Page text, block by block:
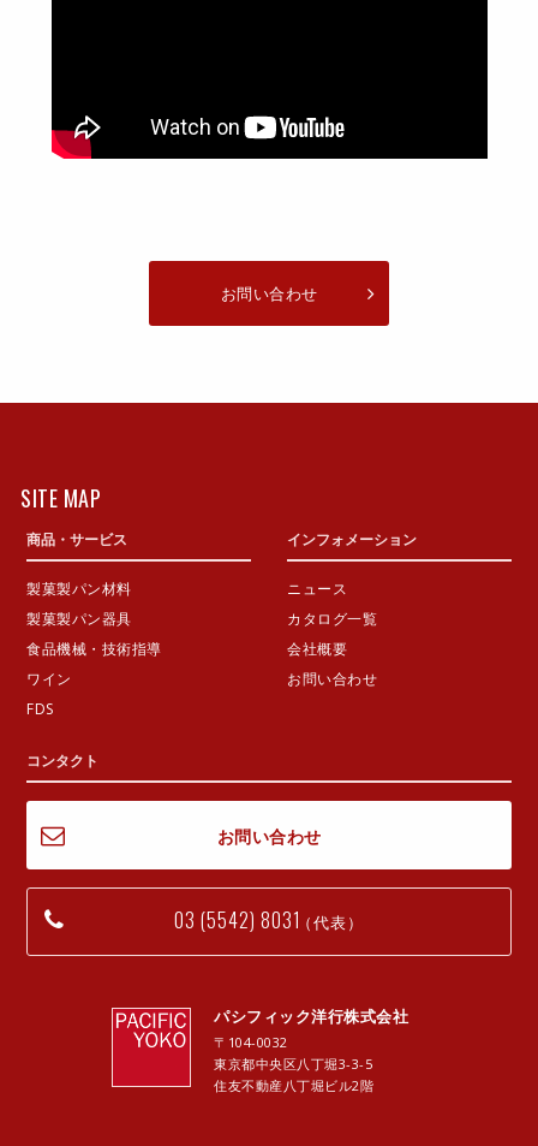
お問い合わせ
SITE MAP
商品・サービス
製菓製パン材料
製菓製パン器具
食品機械・技術指導
ワイン
FDS
インフォメーション
ニュース
カタログ一覧
会社概要
お問い合わせ
コンタクト
お問い合わせ
03 (5542) 8031 （代表）
パシフィック洋行株式会社
〒104-0032
東京都中央区八丁堀3-3-5
住友不動産八丁堀ビル2階